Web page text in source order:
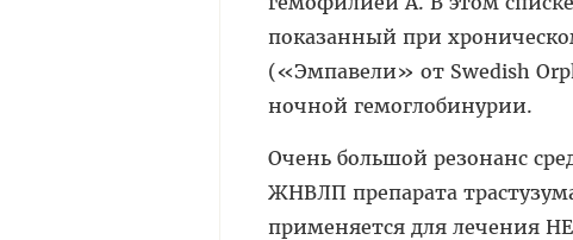
показанный при
(«Эмпавели» от Swedish
ночной гемоглобинурии.
Очень большой резонанс
ЖНВЛП препарата
применяется для лечения